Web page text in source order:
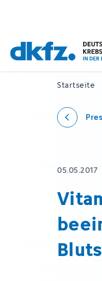
Startseite
05.05.2017